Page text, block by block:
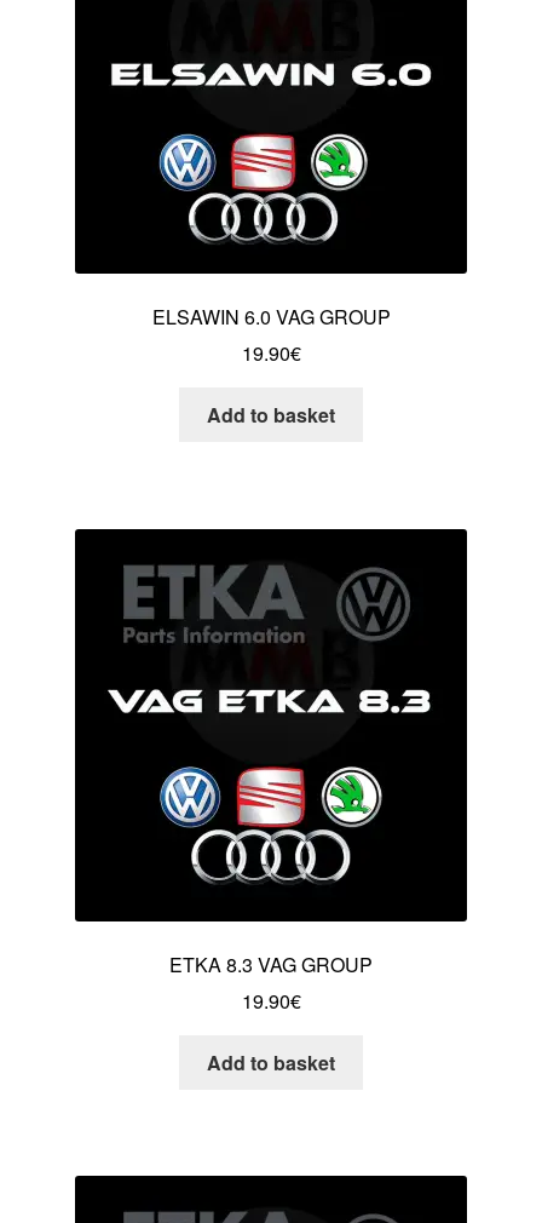
ELSAWIN 6.0 VAG GROUP
19.90€
Add to basket
ETKA 8.3 VAG GROUP
19.90€
Add to basket